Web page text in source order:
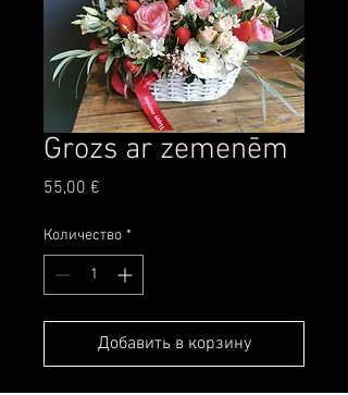
Grozs ar zemenēm
55,00 €
Количество *
Добавить в корзину